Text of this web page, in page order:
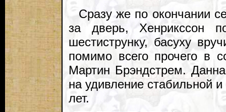
Сразу же по окончании
за дверь, Хенрикссон
шестиструнку, басуху
помимо всего прочего в
Мартин Брэндстрем.
на удивление стабильной
лет.